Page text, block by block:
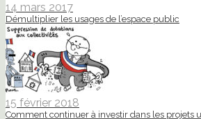
14 mars 2017
Démultiplier les usages de l’espace public
15 février 2018
Comment continuer à investir dans les projets